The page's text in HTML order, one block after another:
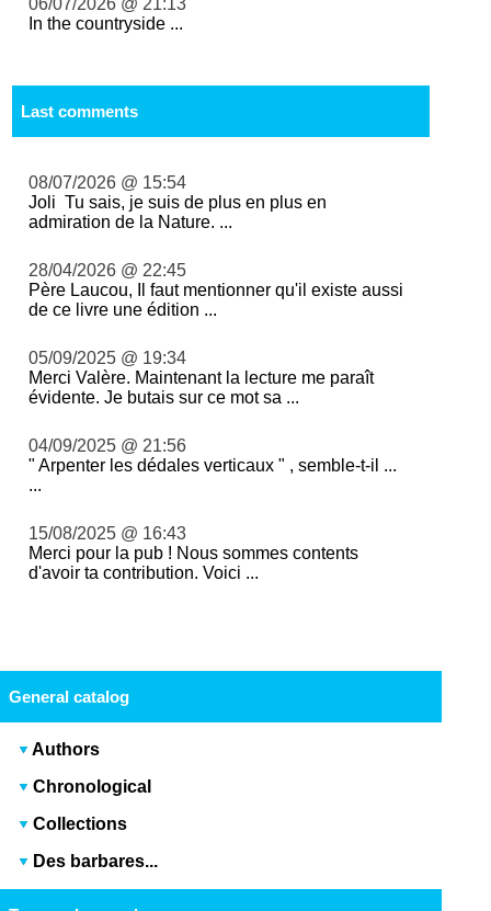
06/07/2026 @ 21:13
In the countryside ...
Last comments
08/07/2026 @ 15:54
Joli Tu sais, je suis de plus en plus en
admiration de la Nature. ...
28/04/2026 @ 22:45
Père Laucou, Il faut mentionner qu'il existe aussi
de ce livre une édition ...
05/09/2025 @ 19:34
Merci Valère. Maintenant la lecture me paraît
évidente. Je butais sur ce mot sa ...
04/09/2025 @ 21:56
" Arpenter les dédales verticaux " , semble-t-il ...
...
15/08/2025 @ 16:43
Merci pour la pub ! Nous sommes contents
d'avoir ta contribution. Voici ...
General catalog
Authors
Chronological
Collections
Des barbares...